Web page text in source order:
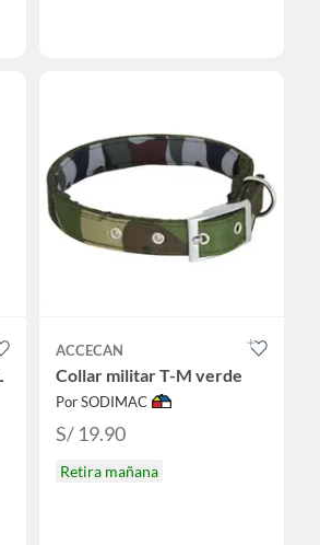
ACCECAN
Collar militar T-M verde
Por SODIMAC
S/ 19.90
Retira mañana